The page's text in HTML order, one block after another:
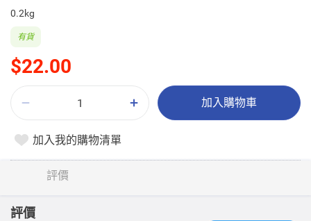
0.2kg
$22.00
有貨
加入購物車
加入我的購物清單
評價
評價